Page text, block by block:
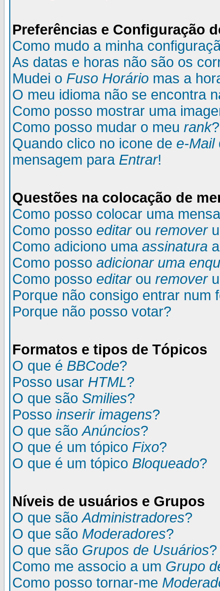
Preferências e Configuração
Como mudo a minha
As datas e horas não são os
Mudei o Fuso Horário mas a
O meu idioma não se encontra
Como posso mostrar uma
Como posso mudar o meu rank?
Quando clico no icone de e-Mail
mensagem para Entrar!
Questões na colocação de
Como posso colocar uma
Como posso editarou remover
Como adiciono uma assinatura
Como posso adicionar uma
Como posso editarou remover
Porque não consigo entrar num
Porque não posso votar?
Formatos e tipos de Tópicos
O que é BBCode?
Posso usar HTML?
O que são Smilies?
Posso inserir imagens?
O que sãoAnúncios?
O que é um tópico Fixo?
O que é um tópico Bloqueado?
Níveis de usuários e Grupos
O que sãoAdministradores?
O que são Moderadores?
O que são Grupos de Usuários?
Como me associo a um Grupo
Como posso tornar-me